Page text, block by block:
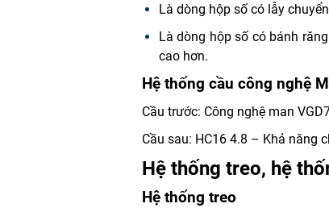
Là dòng hộp số có lẫy
Là dòng hộp số có bánh
cao hơn.
Hệ thống cầu công nghệ
Cầu trước: Công nghệ man
Cầu sau: HC16 4.8 – Khả năng
Hệ thống treo, hệ
Hệ thống treo